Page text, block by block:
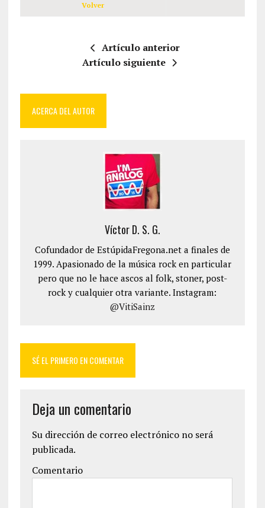
Volver
Artículo anterior
Artículo siguiente
ACERCA DEL AUTOR
Víctor D. S. G.
Cofundador de EstúpidaFregona.net a finales de
1999. Apasionado de la música rock en particular
pero que no le hace ascos al folk, stoner, post-
rock y cualquier otra variante. Instagram:
@VitiSainz
SÉ EL PRIMERO EN COMENTAR
Deja un comentario
Su dirección de correo electrónico no será
publicada.
Comentario